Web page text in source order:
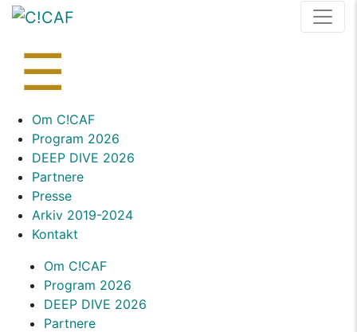
Skip
☰
Skip
content
Om C!CAF
Program 2026
DEEP DIVE 2026
Partnere
Presse
Arkiv 2019-2024
Kontakt
Om C!CAF
Program 2026
DEEP DIVE 2026
Partnere